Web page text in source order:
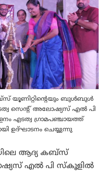
യൂണിറ്റിൻ്റെയും ബുൾബുൾ
സെൻ്റ് അലോഷ്യസ് എൽ പി
എടത്വ ഗ്രാമപഞ്ചായത്ത്
ഉദ്ഘാടനം ചെയ്യുന്നു
ആദ്യ കബ്സ്
എൽ പി സ്കൂളിൽ